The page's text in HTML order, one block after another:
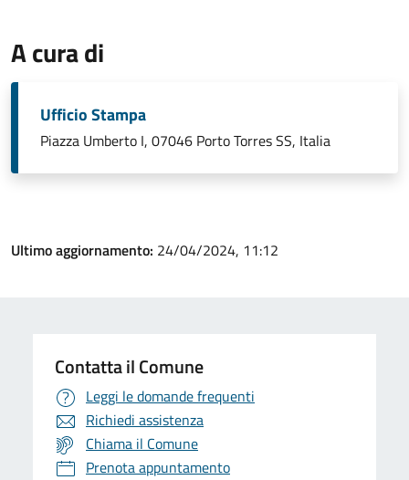
A cura di
Ufficio Stampa
Piazza Umberto I, 07046 Porto Torres SS, Italia
Ultimo aggiornamento: 24/04/2024, 11:12
Contatta il Comune
Leggi le domande frequenti
Richiedi assistenza
Chiama il Comune
Prenota appuntamento